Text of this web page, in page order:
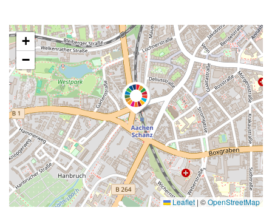
+
−
Leaflet | ©OpenStreetMap